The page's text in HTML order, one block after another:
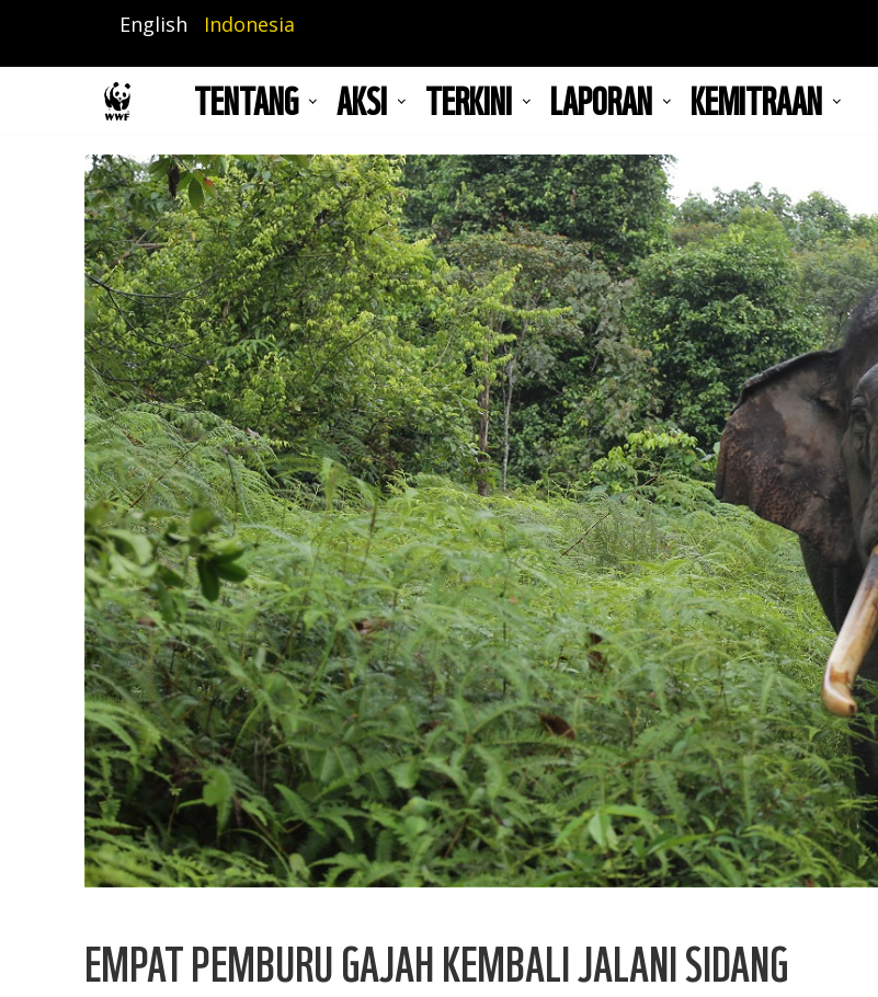
isi
English Indonesia
TENTANG AKSI TERKINI LAPORAN KEMITRAAN
EMPAT PEMBURU GAJAH KEMBALI JALANI SIDANG